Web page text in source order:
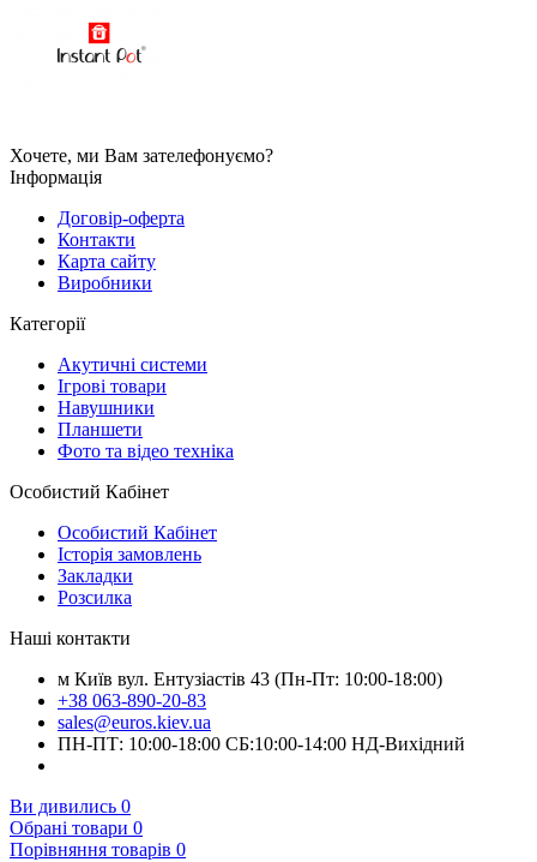
Хочете, ми Вам зателефонуємо?
Інформація
Договір-оферта
Контакти
Карта сайту
Виробники
Категорії
Акутичні системи
Ігрові товари
Навушники
Планшети
Фото та відео техніка
Особистий Кабінет
Особистий Кабінет
Історія замовлень
Закладки
Розсилка
Наші контакти
м Київ вул. Ентузіастів 43 (Пн-Пт: 10:00-18:00)
+38 063-890-20-83
sales@euros.kiev.ua
ПН-ПТ: 10:00-18:00 СБ:10:00-14:00 НД-Вихідний
Ви дивились 0
Обрані товари 0
Порівняння товарів 0